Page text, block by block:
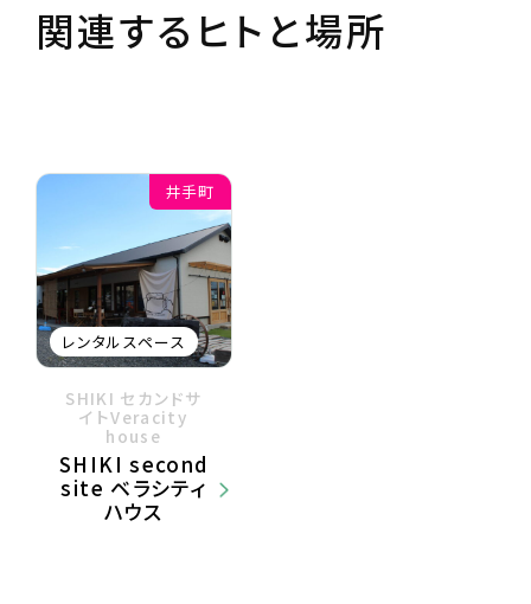
関連するヒトと場所
レンタルスペース
井手町
SHIKI セカンドサ
イトVeracity
house
SHIKI second
site ベラシティ
ハウス